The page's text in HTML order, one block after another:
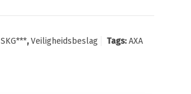
SKG***,Veiligheidsbeslag Tags:AXA